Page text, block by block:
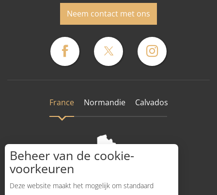
Neem contact met ons
France Normandie Calvados
Beheer van de cookie-
voorkeuren
Deze website maakt het mogelijk om standaard